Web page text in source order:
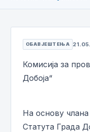
ОБАВЈЕШТЕЊА
Комисија за
Добоја“
На основу члана
Статута Града